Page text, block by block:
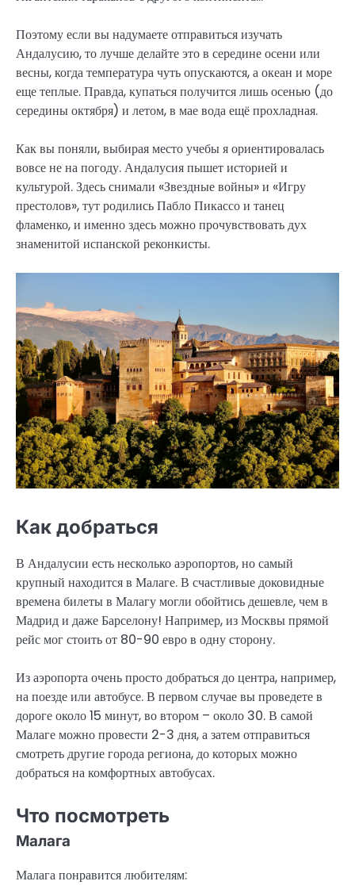
Поэтому если вы надумаете отправиться изучать
Андалусию, то лучше делайте это в середине осени или
весны, когда температура чуть опускаются, а океан и море
еще теплые. Правда, купаться получится лишь осенью (до
середины октября) и летом, в мае вода ещё прохладная.
Как вы поняли, выбирая место учебы я ориентировалась
вовсе не на погоду. Андалусия пышет историей и
культурой. Здесь снимали «Звездные войны» и «Игру
престолов», тут родились Пабло Пикассо и танец
фламенко, и именно здесь можно прочувствовать дух
знаменитой испанской реконкисты.
Как добраться
В Андалусии есть несколько аэропортов, но самый
крупный находится в Малаге. В счастливые доковидные
времена билеты в Малагу могли обойтись дешевле, чем в
Мадрид и даже Барселону! Например, из Москвы прямой
рейс мог стоить от 80-90 евро в одну сторону.
Из аэропорта очень просто добраться до центра, например,
на поезде или автобусе. В первом случае вы проведете в
дороге около 15 минут, во втором – около 30. В самой
Малаге можно провести 2-3 дня, а затем отправиться
смотреть другие города региона, до которых можно
добраться на комфортных автобусах.
Что посмотреть
Малага
Малага понравится любителям: